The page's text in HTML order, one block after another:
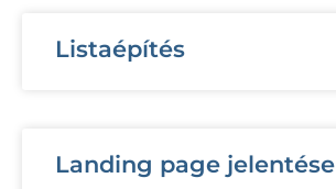
Listaépítés
Landing page jelentése